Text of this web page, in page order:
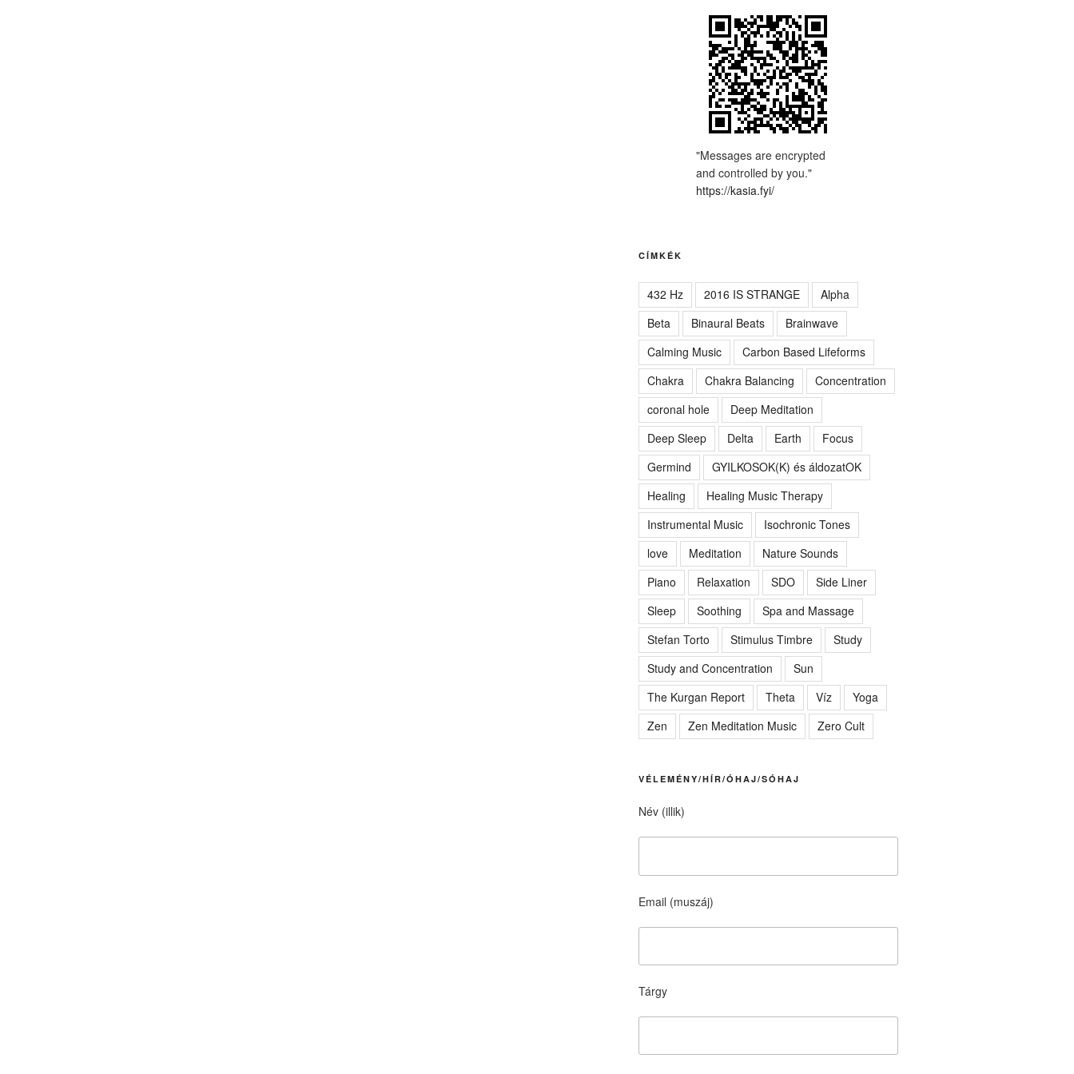
"Messages are encrypted
and controlled by you."
https://kasia.fyi/
CÍMKÉK
432 Hz 2016 IS STRANGE
Alpha
Beta
Binaural Beats
Brainwave
Calming Music
Carbon Based Lifeforms
Chakra
Chakra Balancing
Concentration
coronal hole
Deep Meditation
Deep Sleep
Delta Earth
Focus
Germind
GYILKOSOK(K) és áldozatOK
Healing
Healing Music Therapy
Instrumental Music
Isochronic Tones
love
Meditation
Nature Sounds
Piano
Relaxation SDO
Side Liner
Sleep
Soothing
Spa and Massage
Stefan Torto
Stimulus Timbre
Study
Study and Concentration
Sun
The Kurgan Report
Theta Víz
Yoga
Zen
Zen Meditation Music Zero Cult
VÉLEMÉNY/HÍR/ÓHAJ/SÓHAJ
Név (illik)
Email (muszáj)
Tárgy